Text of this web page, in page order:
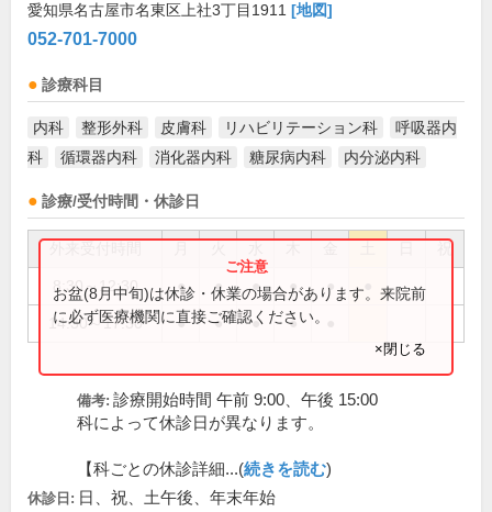
愛知県名古屋市名東区上社3丁目1911 [地図]
052-701-7000
診療科目
内科 整形外科 皮膚科 リハビリテーション科
呼吸器内
科
循環器内科 消化器内科 糖尿病内科 内分泌内科
診療/受付時間・休診日
祝
8:30～12:30 ● ● ● ● ●
14:30～17:30 ● ● ● ●
お盆(8月中旬)は休診・休業の場合があります。来院前
に必ず医療機関に直接ご確認ください。
×閉じる
備考: 診療開始時間 午前 9:00、午後 15:00
科によって休診日が異なります。
【科ごとの休診詳細...(続きを読む)
休診日: 日、祝、土午後、年末年始